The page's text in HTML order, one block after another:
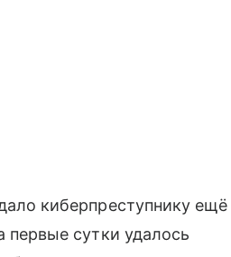
киберпреступнику ещё
сутки удалось